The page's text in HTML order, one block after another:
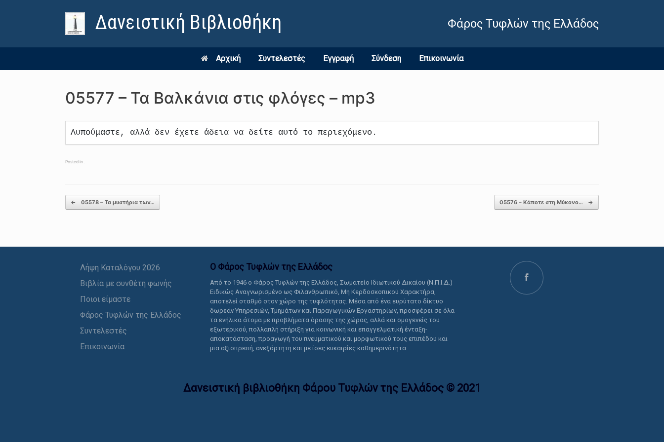
Δανειστική Βιβλιοθήκη Φάρος Τυφλών της Ελλάδος
Αρχική Συντελεστές Εγγραφή Σύνδεση Επικοινωνία
05577 – Τα Βαλκάνια στις φλόγες – mp3
Λυπούμαστε, αλλά δεν έχετε άδεια να δείτε αυτό το περιεχόμενο.
Posted in .
Post navigation
← 05578 – Τα μυστήρια των… 05576 – Κάποτε στη Μύκονο… →
Λήψη Καταλόγου 2026
Βιβλία με συνθέτη φωνής
Ποιοι είμαστε
Φάρος Τυφλών της Ελλάδος
Συντελεστές
Επικοινωνία
Ο Φάρος Τυφλών της Ελλάδoς
Από το 1946 ο Φάρος Τυφλών της Ελλάδος, Σωματείο Ιδιωτικού Δικαίου (Ν.Π.Ι.Δ.)
Ειδικώς Αναγνωρισμένο ως Φιλανθρωπικό, Μη Κερδοσκοπικού Χαρακτήρα,
αποτελεί σταθμό στον χώρο της τυφλότητας. Μέσα από ένα ευρύτατο δίκτυο
δωρεάν Υπηρεσιών, Τμημάτων και Παραγωγικών Εργαστηρίων, προσφέρει σε όλα
τα ενήλικα άτομα με προβλήματα όρασης της χώρας, αλλά και ομογενείς του
εξωτερικού, πολλαπλή στήριξη για κοινωνική και επαγγελματική ένταξη-
αποκατάσταση, προαγωγή του πνευματικού και μορφωτικού τους επιπέδου και
μια αξιοπρεπή, ανεξάρτητη και με ίσες ευκαιρίες καθημερινότητα.
Δανειστική βιβλιοθήκη Φάρου Τυφλών της Ελλάδoς © 2021